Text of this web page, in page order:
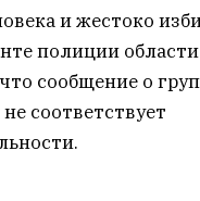
и жестоко
полиции
сообщение о
соответствует